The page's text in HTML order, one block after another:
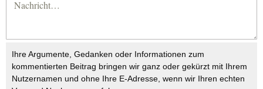
Ihre Argumente, Gedanken oder Informationen zum
kommentierten Beitrag bringen wir ganz oder gekürzt mit Ihrem
Nutzernamen und ohne Ihre E-Adresse, wenn wir Ihren echten